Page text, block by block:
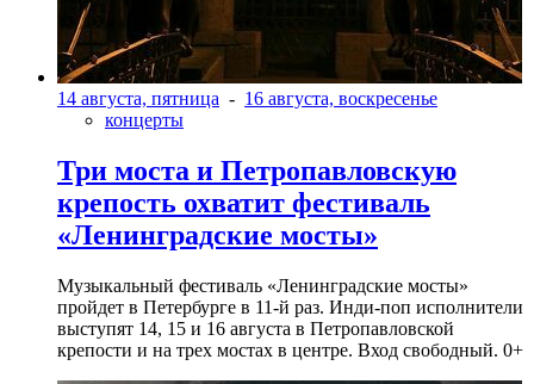
14 августа, пятница - 16 августа, воскресенье
концерты
Три моста и Петропавловскую
крепость охватит фестиваль
«Ленинградские мосты»
Музыкальный фестиваль «Ленинградские мосты»
пройдет в Петербурге в 11-й раз. Инди-поп исполнители
выступят 14, 15 и 16 августа в Петропавловской
крепости и на трех мостах в центре. Вход свободный. 0+